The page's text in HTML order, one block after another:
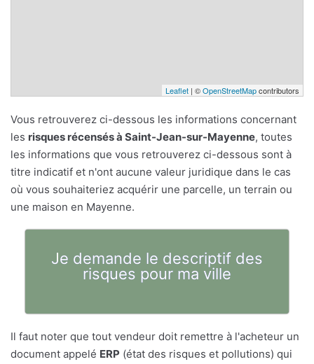
Leaflet | ©OpenStreetMapcontributors
Vous retrouverez ci-dessous les informations concernant
les risques récensés à Saint-Jean-sur-Mayenne, toutes
les informations que vous retrouverez ci-dessous sont à
titre indicatif et n'ont aucune valeur juridique dans le cas
où vous souhaiteriez acquérir une parcelle, un terrain ou
une maison en Mayenne.
Je demande le descriptif des
risques pour ma ville
Il faut noter que tout vendeur doit remettre à l'acheteur un
document appelé ERP (état des risques et pollutions) qui